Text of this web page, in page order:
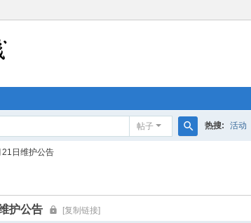
帖子 热搜: 活动
21日维护公告
护公告 [复制链接]